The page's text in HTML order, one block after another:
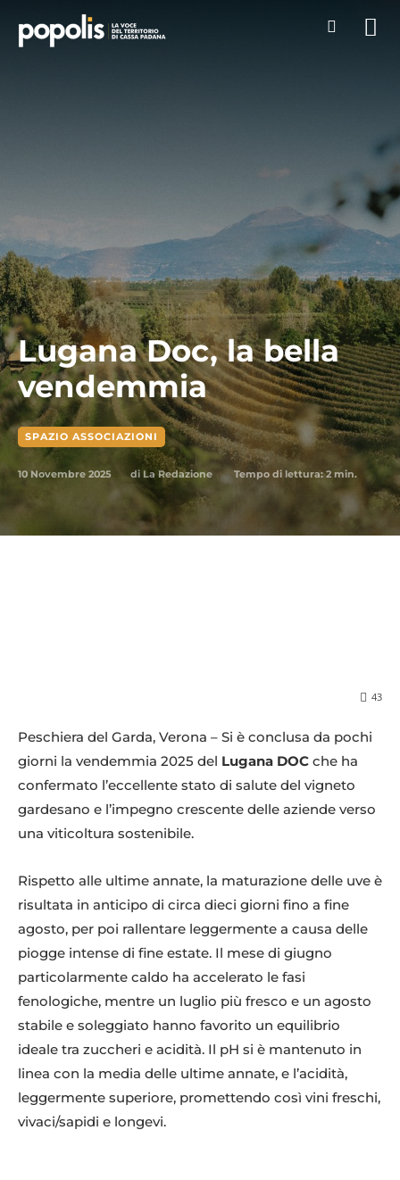
Lugana Doc, la bella
vendemmia
SPAZIO ASSOCIAZIONI
10 Novembre 2025 di La Redazione Tempo di lettura:2min.
43
Peschiera del Garda, Verona – Si è conclusa da pochi
giorni la vendemmia 2025 del Lugana DOC che ha
confermato l’eccellente stato di salute del vigneto
gardesano e l’impegno crescente delle aziende verso
una viticoltura sostenibile.
Rispetto alle ultime annate, la maturazione delle uve è
risultata in anticipo di circa dieci giorni fino a fine
agosto, per poi rallentare leggermente a causa delle
piogge intense di fine estate. Il mese di giugno
particolarmente caldo ha accelerato le fasi
fenologiche, mentre un luglio più fresco e un agosto
stabile e soleggiato hanno favorito un equilibrio
ideale tra zuccheri e acidità. Il pH si è mantenuto in
linea con la media delle ultime annate, e l’acidità,
leggermente superiore, promettendo così vini freschi,
vivaci/sapidi e longevi.